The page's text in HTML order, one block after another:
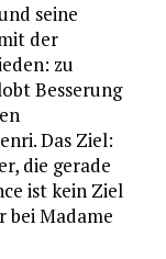
seine
der
zu
Besserung
Das Ziel:
die gerade
ist kein Ziel
bei Madame